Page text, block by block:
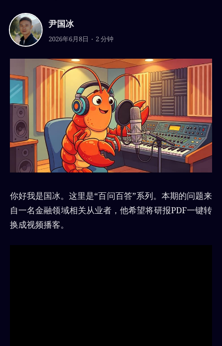
尹国冰
2026年6月8日 2 分钟
你好我是国冰。这里是“百问百答”系列。本期的问题来
自一名金融领域相关从业者，他希望将研报PDF一键转
换成视频播客。